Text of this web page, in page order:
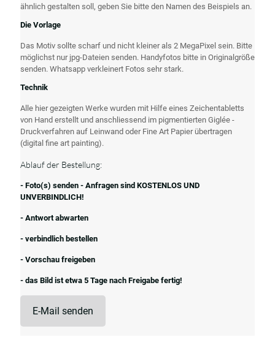
ähnlich gestalten soll, geben Sie bitte den Namen des Beispiels an.
Die Vorlage
Das Motiv sollte scharf und nicht kleiner als 2 MegaPixel sein. Bitte
möglichst nur jpg-Dateien senden. Handyfotos bitte in Originalgröße
senden. Whatsapp verkleinert Fotos sehr stark.
Technik
Alle hier gezeigten Werke wurden mit Hilfe eines Zeichentabletts
von Hand erstellt und anschliessend im pigmentierten Giglée -
Druckverfahren auf Leinwand oder Fine Art Papier übertragen
(digital fine art painting).
Ablauf der Bestellung:
- Foto(s) senden - Anfragen sind KOSTENLOS UND
UNVERBINDLICH!
- Antwort abwarten
- verbindlich bestellen
- Vorschau freigeben
- das Bild ist etwa 5 Tage nach Freigabe fertig!
E-Mail senden